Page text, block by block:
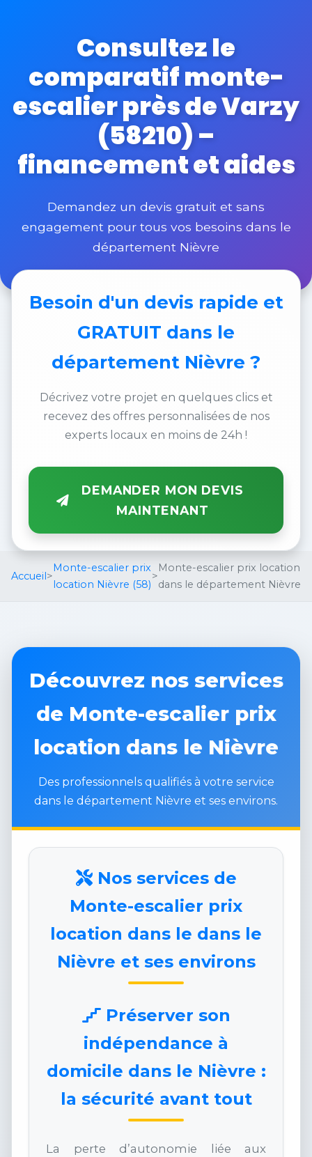
Consultez le
comparatif monte-
escalier près de Varzy
(58210) –
financement et aides
Demandez un devis gratuit et sans
engagement pour tous vos besoins dans le
département Nièvre
Besoin d'un devis rapide et
GRATUIT dans le
département Nièvre ?
Décrivez votre projet en quelques clics et
recevez des offres personnalisées de nos
experts locaux en moins de 24h !
DEMANDER MON DEVIS
MAINTENANT
Accueil >
Monte-escalier prix
location Nièvre (58)
>
Monte-escalier prix location
dans le département Nièvre
Découvrez nos services
de Monte-escalier prix
location dans le Nièvre
Des professionnels qualifiés à votre service
dans le département Nièvre et ses environs.
Nos services de
Monte-escalier prix
location dans le dans le
Nièvre et ses environs
Préserver son
indépendance à
domicile dans le Nièvre :
la sécurité avant tout
La perte d’autonomie liée aux